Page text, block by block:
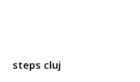
steps cluj